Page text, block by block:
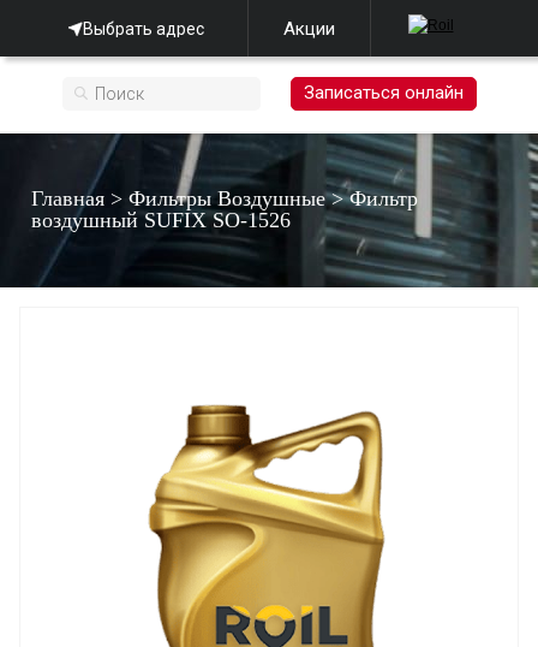
Выбрать адрес Акции
Записаться онлайн
Главная >Фильтры Воздушные>Фильтр
воздушный SUFIX SO-1526